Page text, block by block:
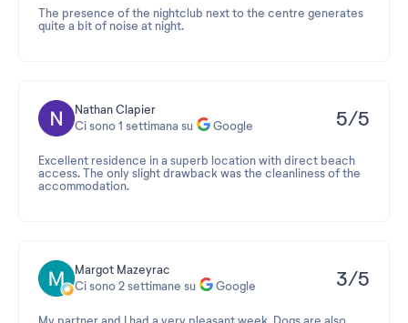
The presence of the nightclub next to the centre generates
quite a bit of noise at night.
Nathan Clapier
Ci sono 1 settimana su
Google 5/5
Excellent residence in a superb location with direct beach
access. The only slight drawback was the cleanliness of the
accommodation.
Margot Mazeyrac
Ci sono 2 settimane su
Google 3/5